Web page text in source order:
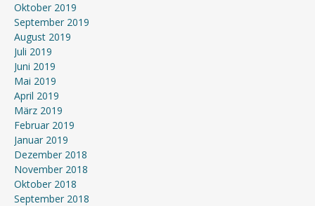
Oktober 2019
September 2019
August 2019
Juli 2019
Juni 2019
Mai 2019
April 2019
März 2019
Februar 2019
Januar 2019
Dezember 2018
November 2018
Oktober 2018
September 2018